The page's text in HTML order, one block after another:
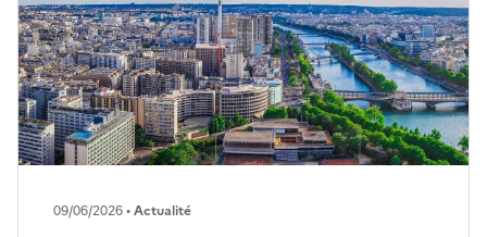
09/06/2026 •Actualité